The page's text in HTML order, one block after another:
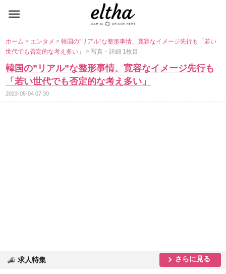
ホーム> エンタメ>韓国の”リアル”な整形事情、寛容なイメージ先行も「若い
世代でも否定的な考え多い」> 写真・詳細 1枚目
韓国の”リアル”な整形事情、寛容なイメージ先行も
「若い世代でも否定的な考え多い」
2023-05-04 07:30
求人特集 さらに見る